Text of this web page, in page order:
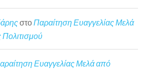
στο Παραίτηση Ευαγγελίας Μελά
Ευαγγελίας Μελά από